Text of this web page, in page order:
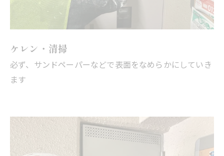
ケレン・清掃
必ず、サンドペーパーなどで表面をなめらかにしていき
ます